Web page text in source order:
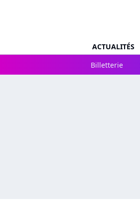
ACTUALITÉS
Billetterie